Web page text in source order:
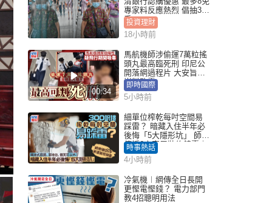
專家料反應熱烈 倡抽30
手
投資理財
18小時前
00:34
馬航機師涉偷運7萬粒搖
頭丸最高臨死刑 印尼公
開落網過程片 大安旨意
豈料敗露
即時國際
5小時前
細單位榨乾每吋空間易
踩雷？ 暗藏入住半年必
後悔「5大隱形坑」 師傅
傳授6字家居裝修錦囊｜
Juicy叮
時事熱話
4小時前
冷氣機︱網傳全日長開
更慳電慳錢？ 電力部門
教4招聰明用法